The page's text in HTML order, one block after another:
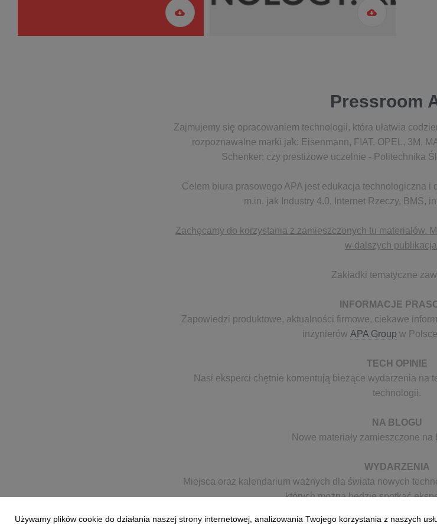
Pressroom
Zajmujemy się opracowaniem technologii, która ułatwia
rozpoznawalne marki jak: Eisenmann, FIAT, OPEL, 3M,
Schenker; czy prestiżowe uczelnie - Politechnika
Celem biura prasowego APA jest edukacja technologiczna i
m.in. jak Industry 4.0, Internet Rzeczy, BMS,
Zachęcamy do korzystania z zamieszczonych tu materiałów.
w dalszych
Zakładki tematyczne
INFORMACJE
Zapowiedzi produktowe, aktualności firmowe, ciekawe
inżynierów APA Group w
TECH OPINIE
Nasi eksperci chętnie komentują bieżące wydarzenia na
technologii.
NA BLOGU
Nowe materiały zamieszczone na
WYDARZENIA
Miejsca oraz kalendarium ważnych dla świata nowych
których można będzie spotkać
Używamy plików cookie do działania naszej strony internetowej, analizowania Twojego korzystania z naszych